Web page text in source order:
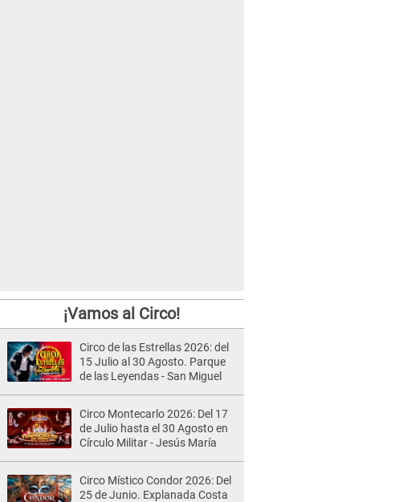
¡Vamos al Circo!
Circo de las Estrellas 2026: del
15 Julio al 30 Agosto. Parque
de las Leyendas - San Miguel
Circo Montecarlo 2026: Del 17
de Julio hasta el 30 Agosto en
Círculo Militar - Jesús María
Circo Místico Condor 2026: Del
25 de Junio. Explanada Costa